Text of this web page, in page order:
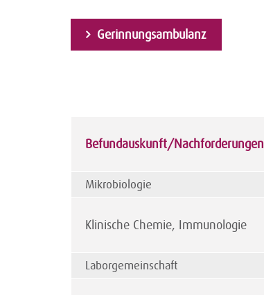
Gerinnungsambulanz
Befundauskunft/Nachforderungen
Mikrobiologie
Klinische Chemie, Immunologie
Laborgemeinschaft